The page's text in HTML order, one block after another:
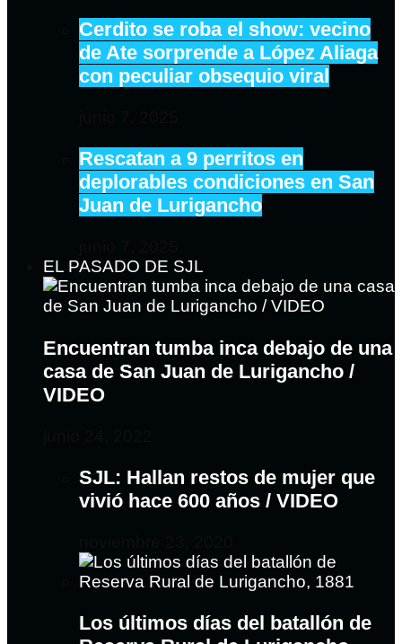
Cerdito se roba el show: vecino
de Ate sorprende a López Aliaga
con peculiar obsequio viral
Rescatan a 9 perritos en
deplorables condiciones en San
Juan de Lurigancho
EL PASADO DE SJL
Encuentran tumba inca debajo de una
casa de San Juan de Lurigancho /
VIDEO
SJL: Hallan restos de mujer que
vivió hace 600 años / VIDEO
Los últimos días del batallón de